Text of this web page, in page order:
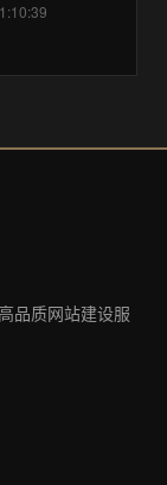
品质网站建设服